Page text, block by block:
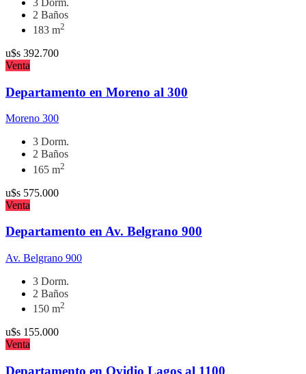
2 Baños
183 m2
u$s 392.700
Venta
Departamento en Moreno al 300
Moreno 300
3 Dorm.
2 Baños
165 m2
u$s 575.000
Venta
Departamento en Av. Belgrano 900
Av. Belgrano 900
3 Dorm.
2 Baños
150 m2
u$s 155.000
Venta
Departamento en Ovidio Lagos al 1100